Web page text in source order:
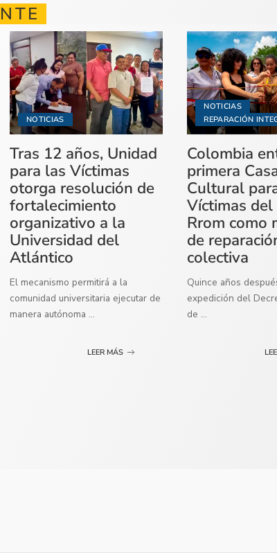
NOTICIAS
Tras 12 años, Unidad
para las Víctimas
otorga resolución de
fortalecimiento
organizativo a la
Universidad del
Atlántico
El mecanismo permitirá a la
comunidad universitaria ejecutar de
manera autónoma ...
LEER MÁS
NOTICIAS
REPARACIÓN
Colombia
primera
Cultural
Víctimas
Rrom como
de
colectiva
Quince años
expedición del
de ...